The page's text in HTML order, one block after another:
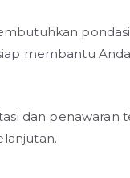
membantu
dan